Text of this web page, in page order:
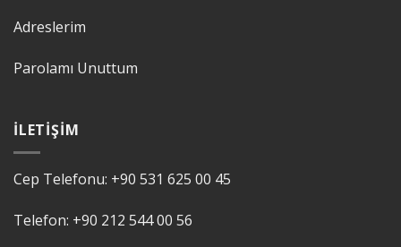
Adreslerim
Parolamı Unuttum
İLETIŞIM
Cep Telefonu: +90 531 625 00 45
Telefon: +90 212 544 00 56